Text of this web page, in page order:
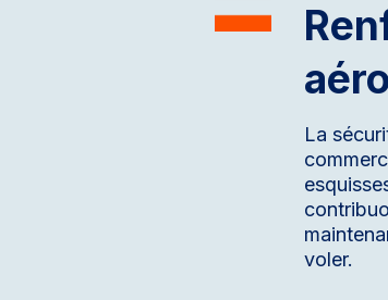
La
voler.